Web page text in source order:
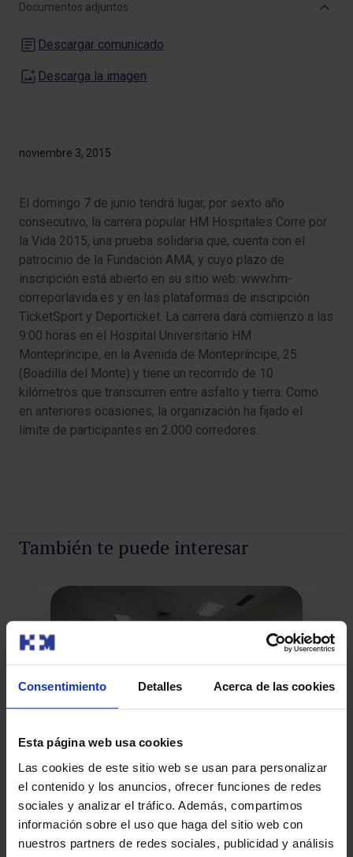
Consentimiento Detalles Acerca de las cookies
Esta página web usa cookies
Las cookies de este sitio web se usan para personalizar
el contenido y los anuncios, ofrecer funciones de redes
sociales y analizar el tráfico. Además, compartimos
información sobre el uso que haga del sitio web con
nuestros partners de redes sociales, publicidad y análisis
noviembre 3, 2015
El domingo 7 de junio tendrá lugar, por sexto año
consecutivo, la carrera popular HM Hospitales Corre por
la Vida 2015, una prueba solidaria que, cuenta con el
patrocinio de la Fundación AMA, y cuyo plazo de
inscripción está abierto en su sitio web: www.hm-
correporlavida.es y en las plataformas de inscripción
TicketSport y Deporticket. La carrera dará comienzo a las
9:00 horas en el Hospital Universitario HM
Montepríncipe, en la Avenida de Montepríncipe, 25
(Boadilla del Monte) y tiene un recorrido de 10
kilómetros que transcurren entre asfalto y tierra. Como
en anteriores ocasiones, la organización ha fijado el
límite de participantes en 2.000 corredores.
Documentos adjuntos
Descargar comunicado
Descarga la imagen
También te puede interesar
El Servicio de Medicina Nuclear del Hospital
Modelo aplica una novedosa técnica de
diagnóstico de cáncer de próstata con
PET/TAC
La utilización del radiofármaco 18F-Colina permite
localizar la enfermedad en casos en que otros sistemas